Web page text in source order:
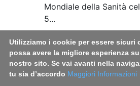
Mondiale della Sanità
5...
Comunicato Stampa
in Italia circa 800mila
rispetto al 2019.
sigarette a tabacco
Utilizziamo i cookie per essere sicuri
possa avere la migliore esperienza
nostro sito. Se vai avanti nella
tu sia d’accordo Maggiori Informazioni